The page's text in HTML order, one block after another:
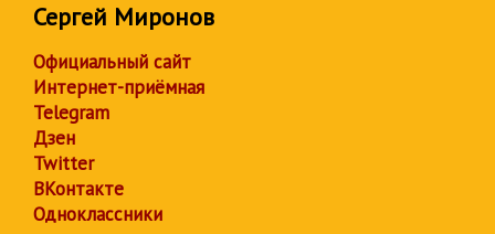
Сергей Миронов
Официальный сайт
Интернет-приёмная
Telegram
Дзен
Twitter
ВКонтакте
Одноклассники